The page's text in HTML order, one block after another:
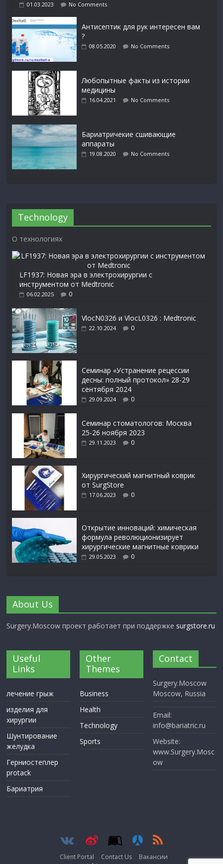
01.03.2023 No Comments
Антисептик для рук интересен вам
?
08.05.2020 No Comments
Любопытные факты из истории
медицины
16.04.2021 No Comments
Бариатричекие сшивающие
аппараты
19.08.2020 No Comments
Technology
О технологиях
LF1937: Новая эра в электрохирургии с
инструментом от Medtronic
06.02.2025 0
VlocN0326 и VlocL0326 : Medtronic
22.10.2024 0
Семинар «Устранение рецессии
десны: полный протокол» 28-29
сентября 2024
29.09.2024 0
Семинар стоматологов: Москва
25-26 ноября 2023
29.11.2023 0
Xирургический магнитный коврик
от SurgStore
17.06.2023 0
Открытие инноваций: химическая
формула революционизирует
хирургические магнитные коврики
29.05.2023 0
About Us
Surgery.Moscow проект работает при поддержке surgstore.ru
Useful
Links
лечение грыж
изделия для
хирургии
Шунтирование
желудка
Герниостеплер
protack
Бариатрия
Other
Themes
Business
Health
Technology
Sports
Contact
Surgery.Moscow
Moscow, Russia
Email:
info@bariatric.ru
Website:
www.Surgery.Mosc
ow
Client Portal Contact Us Вакансии